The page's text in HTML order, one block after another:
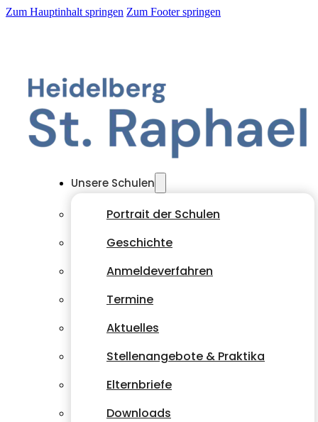
Zum Hauptinhalt springen Zum Footer springen
Unsere Schulen
Portrait der Schulen
Geschichte
Anmeldeverfahren
Termine
Aktuelles
Stellenangebote & Praktika
Elternbriefe
Downloads